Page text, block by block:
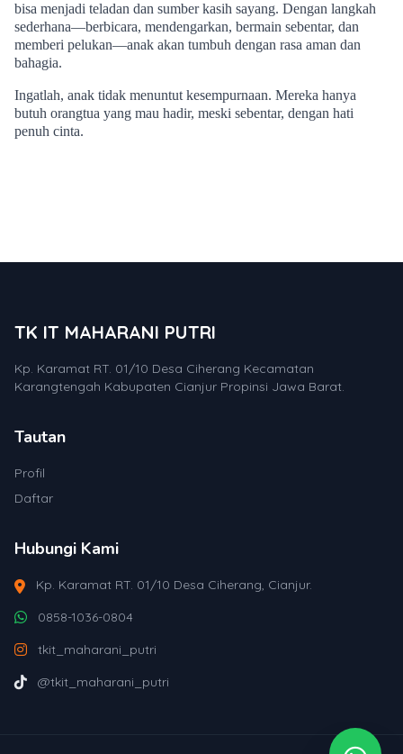
bisa menjadi teladan dan sumber kasih sayang. Dengan langkah
sederhana—berbicara, mendengarkan, bermain sebentar, dan
memberi pelukan—anak akan tumbuh dengan rasa aman dan
bahagia.
Ingatlah, anak tidak menuntut kesempurnaan. Mereka hanya
butuh orangtua yang mau hadir, meski sebentar, dengan hati
penuh cinta.
TK IT MAHARANI PUTRI
Kp. Karamat RT. 01/10 Desa Ciherang Kecamatan
Karangtengah Kabupaten Cianjur Propinsi Jawa Barat.
Tautan
Profil
Daftar
Hubungi Kami
Kp. Karamat RT. 01/10 Desa Ciherang, Cianjur.
0858-1036-0804
tkit_maharani_putri
@tkit_maharani_putri